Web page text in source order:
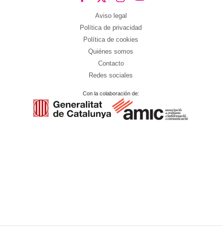
Aviso legal
Política de privacidad
Política de cookies
Quiénes somos
Contacto
Redes sociales
Con la colaboración de: